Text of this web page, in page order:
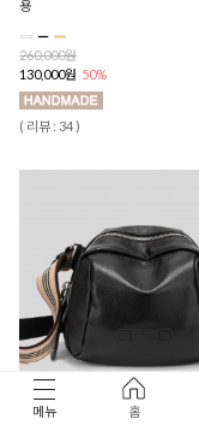
용
260,000원
130,000원 50%
( 리뷰 : 34 )
메뉴 홈